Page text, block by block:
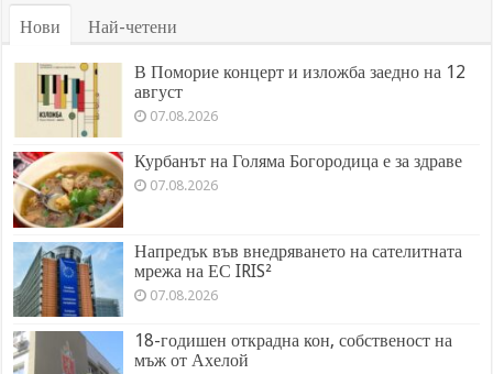
Нови Най-четени
В Поморие концерт и изложба заедно на 12
август
07.08.2026
Курбанът на Голяма Богородица е за здраве
07.08.2026
Напредък във внедряването на сателитната
мрежа на ЕС IRIS²
07.08.2026
18-годишен открадна кон, собственост на
мъж от Ахелой